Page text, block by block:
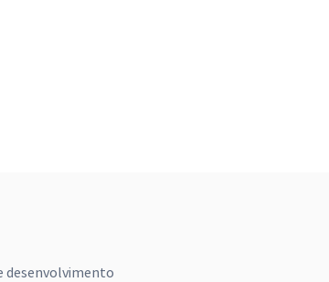
desenvolvimento